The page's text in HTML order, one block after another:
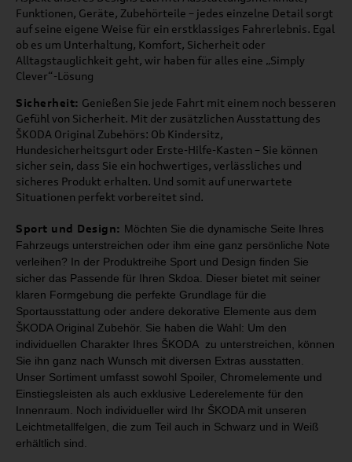
Funktionen, Geräte, Zubehörteile – jedes einzelne Detail sorgt
auf seine eigene Weise für ein erstklassiges Fahrerlebnis. Egal
ob es um Unterhaltung, Komfort, Sicherheit oder
Alltagstauglichkeit geht, wir haben für alles eine „Simply
Clever“-Lösung
Sicherheit: Genießen Sie jede Fahrt mit einem noch besseren
Gefühl von Sicherheit. Mit der zusätzlichen Ausstattung des
ŠKODA Original Zubehörs: Ob Kindersitz,
Hundesicherheitsgurt oder Erste-Hilfe-Kasten – Sie können
sicher sein, dass Sie ein hochwertiges, verlässliches und
sicheres Produkt erhalten. Und somit auf unerwartete
Situationen perfekt vorbereitet sind.
Sport und Design: Möchten Sie die dynamische Seite Ihres
Fahrzeugs unterstreichen oder ihm eine ganz persönliche Note
verleihen? In der Produktreihe Sport und Design finden Sie
sicher das Passende für Ihren Skdoa. Dieser bietet mit seiner
klaren Formgebung die perfekte Grundlage für die
Sportausstattung oder andere dekorative Elemente aus dem
ŠKODA Original Zubehör. Sie haben die Wahl: Um den
individuellen Charakter Ihres ŠKODA zu unterstreichen, können
Sie ihn ganz nach Wunsch mit diversen Extras ausstatten.
Unser Sortiment umfasst sowohl Spoiler, Chromelemente und
Einstiegsleisten als auch exklusive Lederelemente für den
Innenraum. Noch individueller wird Ihr ŠKODA mit unseren
Leichtmetallfelgen, die zum Teil auch in Schwarz und in Weiß
erhältlich sind.